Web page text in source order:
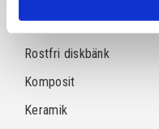
Natursten
Rostfri diskbänk
Komposit
Keramik